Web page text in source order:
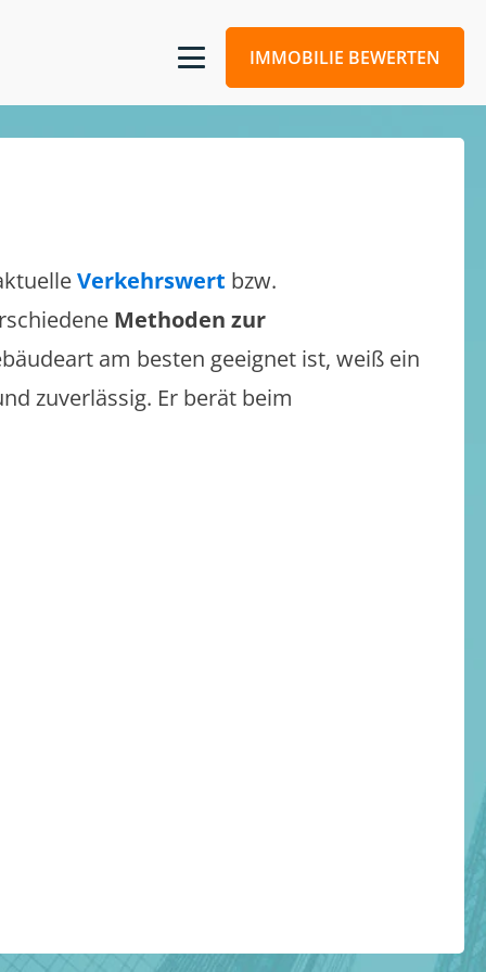
IMMOBILIE BEWERTEN
Verkehrswert bzw.
Methoden zur
am besten geeignet ist, weiß ein
zuverlässig. Er berät beim